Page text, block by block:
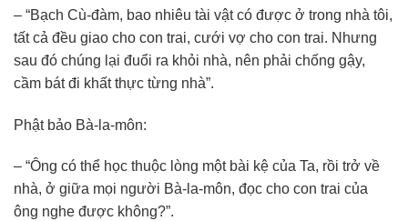
– “Bạch Cù-đàm, bao nhiêu tài vật có được ở trong nhà tôi,
tất cả đều giao cho con trai, cưới vợ cho con trai. Nhưng
sau đó chúng lại đuổi ra khỏi nhà, nên phải chống gậy,
cầm bát đi khất thực từng nhà”.
Phật bảo Bà-la-môn:
– “Ông có thể học thuộc lòng một bài kệ của Ta, rồi trở về
nhà, ở giữa mọi người Bà-la-môn, đọc cho con trai của
ông nghe được không?”.